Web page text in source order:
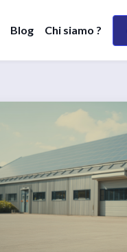
Blog Chi siamo ?